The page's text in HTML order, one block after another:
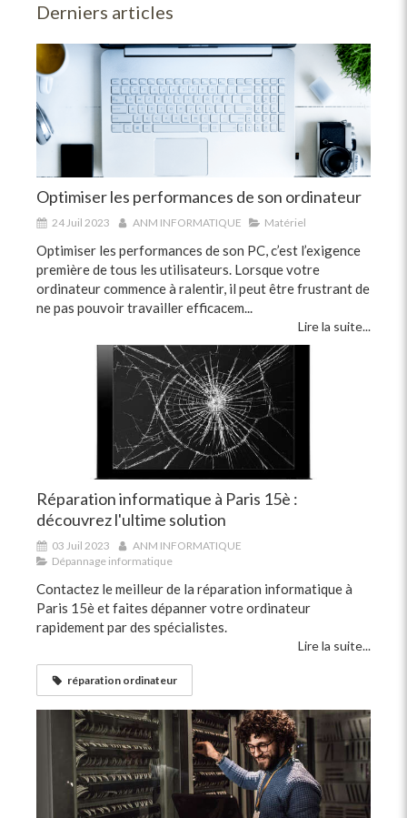
Derniers articles
Optimiser les performances de son ordinateur
24 Juil 2023 ANM INFORMATIQUE Matériel
Optimiser les performances de son PC, c’est l’exigence
première de tous les utilisateurs. Lorsque votre
ordinateur commence à ralentir, il peut être frustrant de
ne pas pouvoir travailler efficacem...
Lire la suite...
Réparation informatique à Paris 15è :
découvrez l'ultime solution
03 Juil 2023
ANM INFORMATIQUE
Dépannage informatique
Contactez le meilleur de la réparation informatique à
Paris 15è et faites dépanner votre ordinateur
rapidement par des spécialistes.
Lire la suite...
réparation ordinateur